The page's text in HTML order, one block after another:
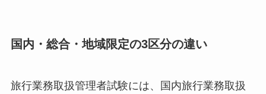
国内・総合・地域限定の3区分の違い
旅行業務取扱管理者試験には、国内旅行業務取扱